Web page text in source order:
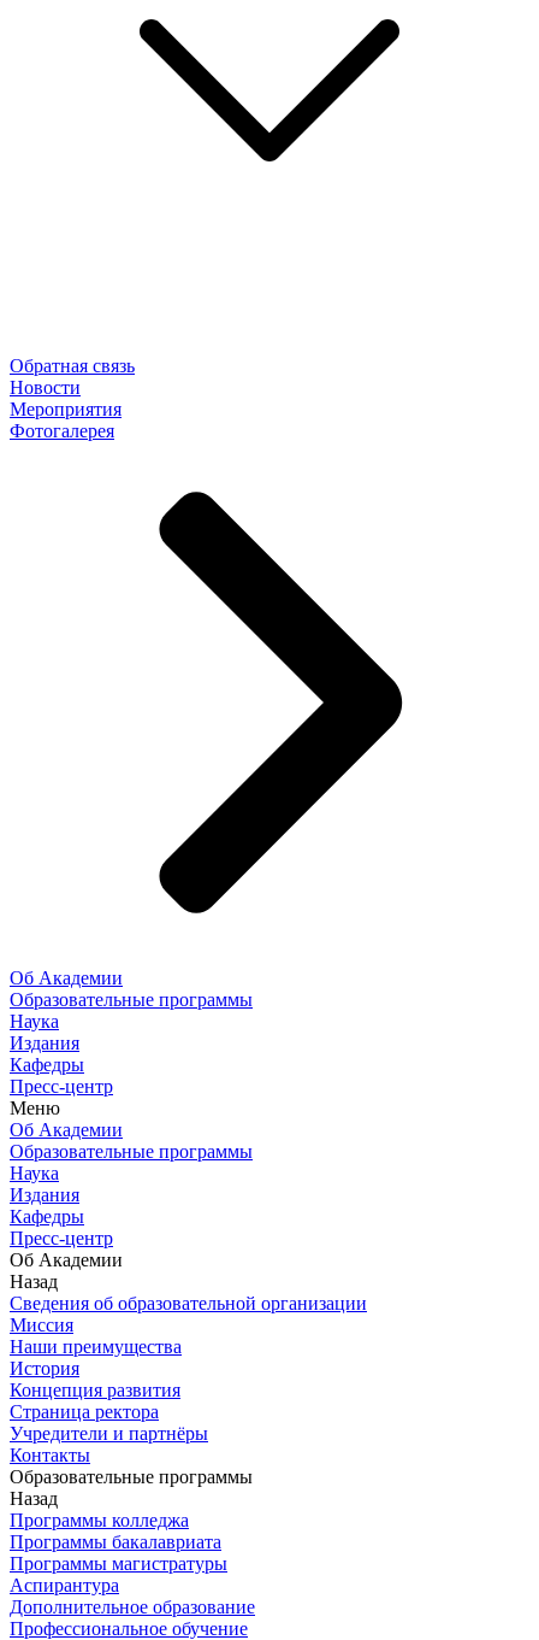
Обратная связь
Новости
Мероприятия
Фотогалерея
Об Академии
Образовательные программы
Наука
Издания
Кафедры
Пресс-центр
Меню
Об Академии
Образовательные программы
Наука
Издания
Кафедры
Пресс-центр
Об Академии
Назад
Сведения об образовательной организации
Миссия
Наши преимущества
История
Концепция развития
Страница ректора
Учредители и партнёры
Контакты
Образовательные программы
Назад
Программы колледжа
Программы бакалавриата
Программы магистратуры
Аспирантура
Дополнительное образование
Профессиональное обучение